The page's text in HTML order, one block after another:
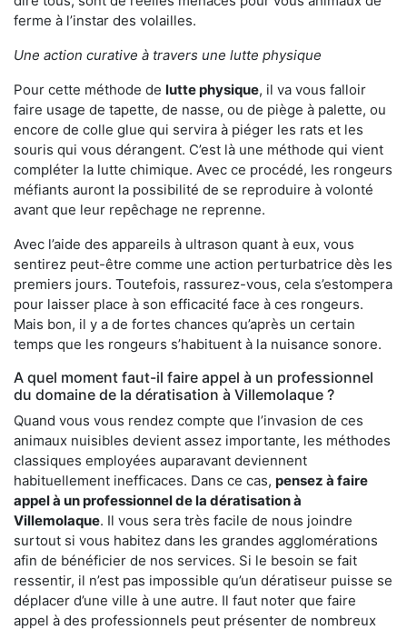
ferme à l’instar des volailles.
Une action curative à travers une lutte physique
Pour cette méthode de lutte physique, il va vous falloir
faire usage de tapette, de nasse, ou de piège à palette, ou
encore de colle glue qui servira à piéger les rats et les
souris qui vous dérangent. C’est là une méthode qui vient
compléter la lutte chimique. Avec ce procédé, les rongeurs
méfiants auront la possibilité de se reproduire à volonté
avant que leur repêchage ne reprenne.
Avec l’aide des appareils à ultrason quant à eux, vous
sentirez peut-être comme une action perturbatrice dès les
premiers jours. Toutefois, rassurez-vous, cela s’estompera
pour laisser place à son efficacité face à ces rongeurs.
Mais bon, il y a de fortes chances qu’après un certain
temps que les rongeurs s’habituent à la nuisance sonore.
A quel moment faut-il faire appel à un professionnel
du domaine de la dératisation à Villemolaque ?
Quand vous vous rendez compte que l’invasion de ces
animaux nuisibles devient assez importante, les méthodes
classiques employées auparavant deviennent
habituellement inefficaces. Dans ce cas, pensez à faire
appel à un professionnel de la dératisation à
Villemolaque. Il vous sera très facile de nous joindre
surtout si vous habitez dans les grandes agglomérations
afin de bénéficier de nos services. Si le besoin se fait
ressentir, il n’est pas impossible qu’un dératiseur puisse se
déplacer d’une ville à une autre. Il faut noter que faire
appel à des professionnels peut présenter de nombreux